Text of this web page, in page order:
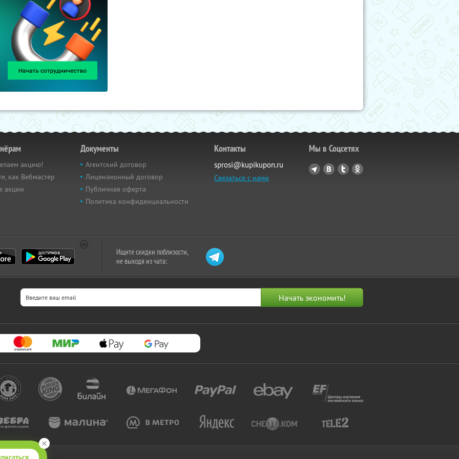
акцию!
как Вебмастер
акции
Документы
Агентский договор
Лицензионный договор
Публичная оферта
Политика конфиденциальности
Контакты
sprosi@kupikupon.ru
Связаться с нами
Мы в Соцсетях
Ищите скидки поблизости,
не выходя из чата: